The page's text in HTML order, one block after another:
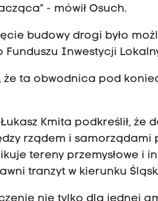
- mówił Osuch.
budowy drogi było
Inwestycji
że ta obwodnica pod
Kmita podkreślił, że
rządem i samorządami
tereny przemysłowe i
tranzyt w kierunku